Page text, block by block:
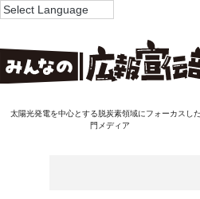
太陽光発電を中心とする脱炭素領域にフォーカスし
門メディア